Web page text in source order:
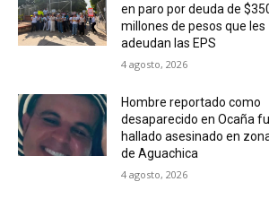
en paro por deuda de
millones de pesos que les
adeudan las EPS
4 agosto, 2026
Hombre reportado como
desaparecido en Ocaña
hallado asesinado en
de Aguachica
4 agosto, 2026